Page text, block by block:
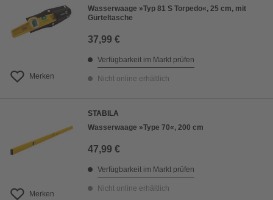
Merken
Wasserwaage »Typ 81 S Torpedo«, 25 cm, mit
Gürteltasche
37,99 €
Verfügbarkeit im Markt prüfen
Nicht online erhältlich
Merken
STABILA
Wasserwaage »Type 70«, 200 cm
47,99 €
Verfügbarkeit im Markt prüfen
Nicht online erhältlich